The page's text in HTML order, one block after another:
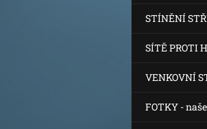
STÍNĚNÍ
SÍTĚ PROTI
VENKOVNÍ
FOTKY -